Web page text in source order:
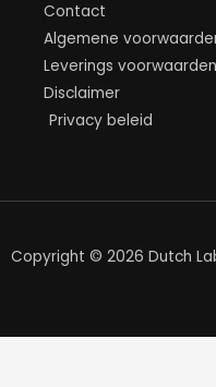
Contact
Algemene
Leverings voorwaarden
Disclaimer
Privacy beleid
Copyright © 2026 Dutch